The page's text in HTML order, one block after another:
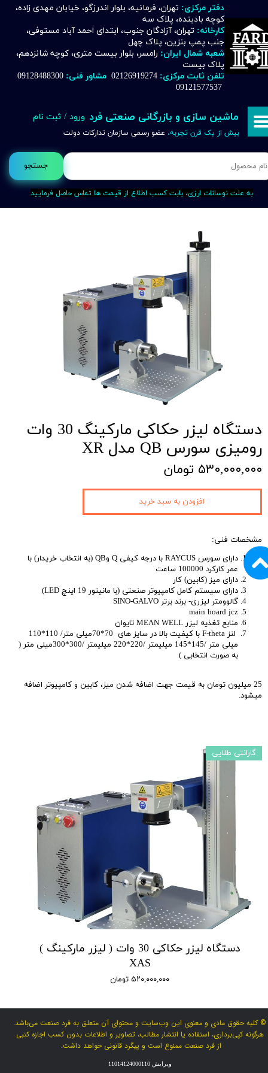
جستجو
دفتر مرکزی: تهران، فرمانیه، بلوار اندرزگو، خیابان مهدی زاده،
کوچه بادینده، پلاک سه
کارخانه: تهران، آزادگان جنوب، ابتدای احمد آباد مستوفی،
جنب پمپ بنزین، پلاک چهل
شعبه شمال ایران: رامسر، بلوار بیست متری، کوچه شانزدهم،
پلاک بیست
تلفن ثابت مرکزی: 02126919274 مشاور فنی:
09121577537
ماشین سازی و بازرگانی صنعتی فرد
بیش از یک قرن تجربه، عضو رسمی سازمان تدارکات دولت
ورود / ثبت نام
حساب کاربری من
تغییر گذر واژه
خروج از حساب کاربری
به علت نوسانات ارزی، بابت کسب اطلاع از قیمت ها تماس حاصل فرمایید
دستگاه لیزر حکاکی مارکینگ 30 وات
رومیزی سورس QB مدل XR
۵۳۰,۰۰۰,۰۰۰ تومان
مشخصات فنی:
دارای سورس RAYCUS با درجه کیفی Q وQB (به انتخاب خریدار) با
عمر کارکرد 100000 ساعت
دارای میز (کابین) کار
دارای سیستم کامل کامپیوتر صنعتی (با مانیتور 19 اینچ LED)
گالوومتر لیزری- برند برتر SINO-GALVO
main board jcz
منابع تغذیه لیزر MEAN WELL تایوان
لنز F-theta با کیفیت بالا در سایز های 70*70میلی متر/ 110*110
میلی متر /145*145 میلیمتر /220*220 میلیمتر /300*300میلی متر (
به صورت انتخابی )
25 میلیون تومان به قیمت جهت اضافه شدن میز، کابین و کامپیوتر اضافه
میشود.
افزودن به سبد خرید
دستگاه لیزر حکاکی 30 وات ( لیزر مارکینگ )
XAS
۵۲۰,۰۰۰,۰۰۰ تومان
گارانتی طلایی
© کلیه حقوق مادی و معنوی این وب‌سایت و محتوای آن متعلق به فرد صنعت می‌باشد.
هرگونه کپی‌برداری، استفاده یا انتشار مطالب، تصاویر و اطلاعات بدون کسب اجازه کتبی
از فرد صنعت ممنوع است و پیگرد قانونی خواهد داشت.
ویرایش 11014124000110